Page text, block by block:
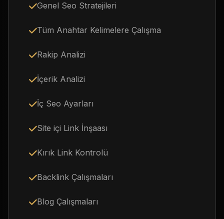
Genel Seo Stratejileri
Tüm Anahtar Kelimelere Çalışma
Rakip Analizi
İçerik Analizi
İç Seo Ayarları
Site içi Link İnşaası
Kırık Link Kontrolü
Backlink Çalışmaları
Blog Çalışmaları